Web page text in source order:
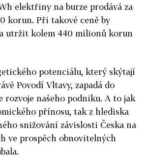
elektřiny na burze prodává za
korun. Při takové ceně by
utržit kolem 440 milionů korun
potenciálu, který skýtají
Povodí Vltavy, zapadá do
rozvoje našeho podniku. A to jak
přínosu, tak z hlediska
snižování závislosti Česka na
ve prospěch obnovitelných